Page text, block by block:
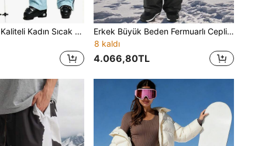
1 Adet Yüksek Kaliteli Kadın Sıcak Tutan Kayak Pantolonu, Çıkarılabilir Askılı, Kışlık Sıcaklık, Cepli, Düz Renk Tasarım, Outdoor Sporlara Uygun, Erkek Spor Ekipmanı, Kayak İş Pantolonu, Kayak Kıyafeti, Kadın Kayak Seti
Erkek Büyük Beden Fermuarlı Cepli Kayak Pantolonu, Kış Sporları Kayak Kıyafeti, Dış Mekan Etkinlikleri İçin Uygun, Kış Kayak Ekipmanı, Güçlendirilmiş Yapı, Fonksiyonel Kayak Teçhizatı, Kar Ekipmanı, Kar Kıyafeti
8 kaldı
4.066,80TL